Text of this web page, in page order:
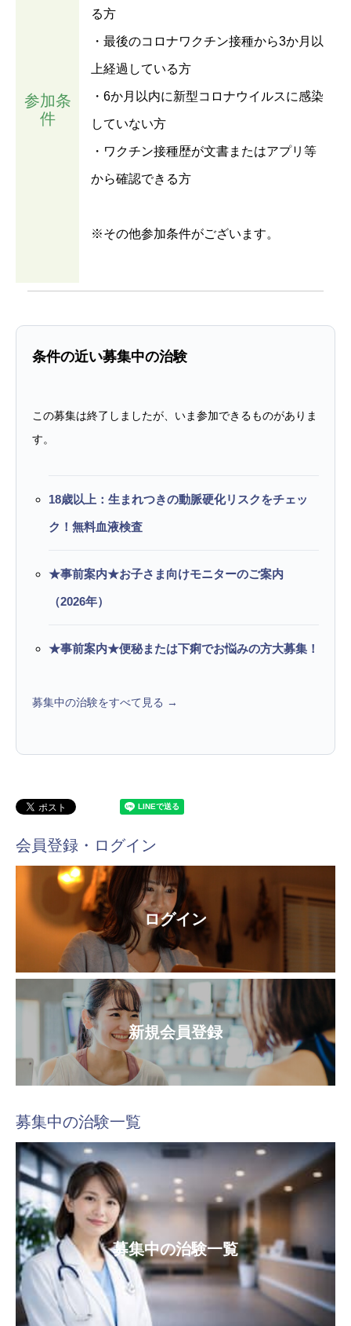
参加条
件
る方
・最後のコロナワクチン接種から3か月以
上経過している方
・6か月以内に新型コロナウイルスに感染
していない方
・ワクチン接種歴が文書またはアプリ等
から確認できる方
※その他参加条件がございます。
条件の近い募集中の治験
この募集は終了しましたが、いま参加できるものがありま
す。
18歳以上：生まれつきの動脈硬化リスクをチェッ
ク！無料血液検査
★事前案内★お子さま向けモニターのご案内
（2026年）
★事前案内★便秘または下痢でお悩みの方大募集！
募集中の治験をすべて見る →
会員登録・ログイン
ログイン
新規会員登録
募集中の治験一覧
募集中の治験一覧